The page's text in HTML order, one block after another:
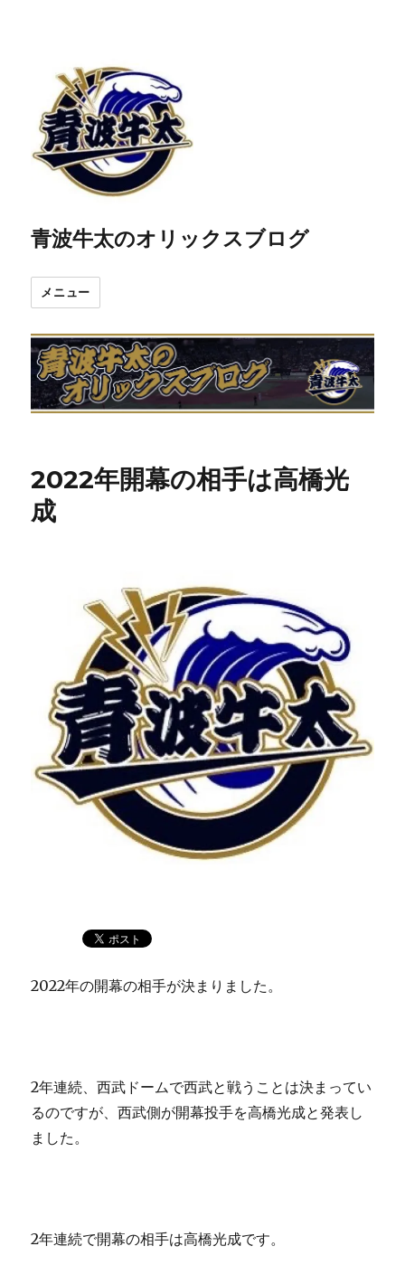
青波牛太のオリックスブログ
メニュー
2022年開幕の相手は高橋光
成
2022年の開幕の相手が決まりました。
2年連続、西武ドームで西武と戦うことは決まってい
るのですが、西武側が開幕投手を高橋光成と発表し
ました。
2年連続で開幕の相手は高橋光成です。